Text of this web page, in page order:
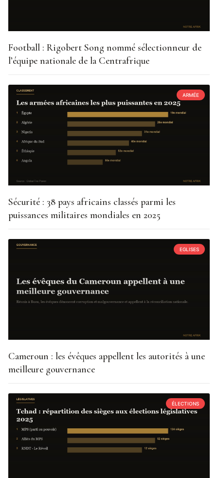
Football : Rigobert Song nommé sélectionneur de
l’équipe nationale de la Centrafrique
ARMÉE
Sécurité : 38 pays africains classés parmi les
puissances militaires mondiales en 2025
EGLISES
Cameroun : les évêques appellent les autorités à une
meilleure gouvernance
ÉLECTIONS